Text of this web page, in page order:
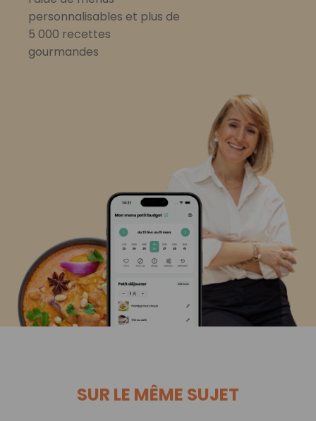
personnalisables et plus de
5 000 recettes
gourmandes
SUR LE MÊME SUJET